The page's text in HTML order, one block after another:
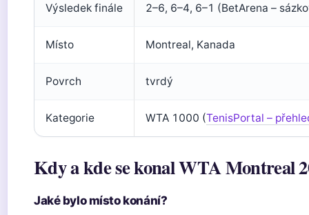
Výsledek finále 2–6, 6–4, 6–1 (BetArena –
Místo Montreal, Kanada
Povrch tvrdý
Kategorie WTA 1000 (TenisPortal –
Kdy a kde se konal WTA Montreal
Jaké bylo místo konání?